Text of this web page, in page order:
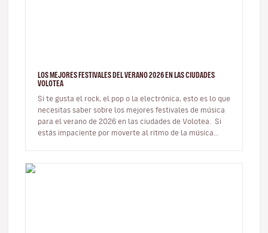
LOS MEJORES FESTIVALES DEL VERANO 2026 EN LAS CIUDADES
VOLOTEA
Si te gusta el rock, el pop o la electrónica, esto es lo que
necesitas saber sobre los mejores festivales de música
para el verano de 2026 en las ciudades de Volotea. Si
estás impaciente por moverte al ritmo de la música…